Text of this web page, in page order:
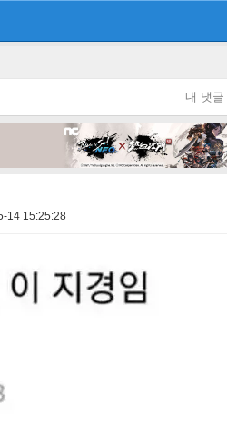
내 댓글
14 15:25:28